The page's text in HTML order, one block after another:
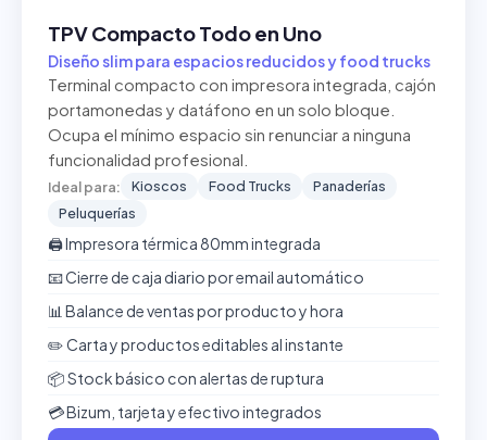
TPV Compacto Todo en Uno
Diseño slim para espacios reducidos y food trucks
Terminal compacto con impresora integrada, cajón
portamonedas y datáfono en un solo bloque.
Ocupa el mínimo espacio sin renunciar a ninguna
funcionalidad profesional.
Ideal para: Kioscos Food Trucks
Panaderías
Peluquerías
🖨️ Impresora térmica 80mm integrada
📧 Cierre de caja diario por email automático
📊 Balance de ventas por producto y hora
✏️ Carta y productos editables al instante
📦 Stock básico con alertas de ruptura
💳 Bizum, tarjeta y efectivo integrados